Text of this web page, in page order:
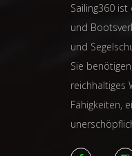
Sailing360
und
und
Sie
reichhaltiges
Fähigkeiten,